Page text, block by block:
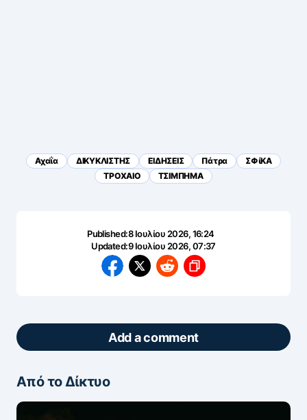
Αχαΐα ΔΙΚΥΚΛΙΣΤΗΣ ΕΙΔΗΣΕΙΣ Πάτρα
ΣΦίΚΑ
ΤΡΟΧΑΙΟ
ΤΣΙΜΠΗΜΑ
Published:8 Ιουλίου 2026, 16:24
Updated:9 Ιουλίου 2026, 07:37
Add a comment
ΖΩΝΤΑΝΆ ΣΧΌΛΙΑ
Από το Δίκτυο